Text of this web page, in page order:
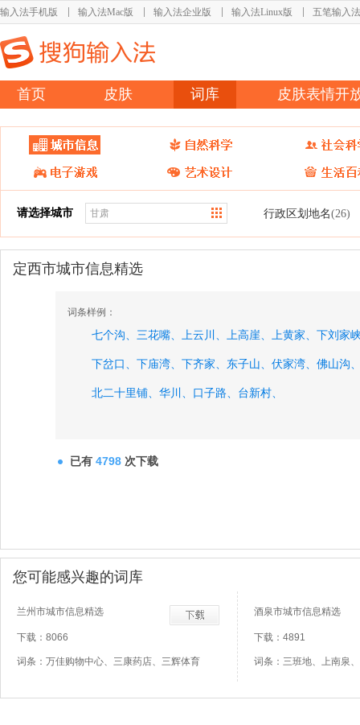
输入法手机版 输入法Mac版 输入法企业版 输入法Linux版 五笔输入法
首页 皮肤 词库 皮肤表情开
请选择城市 行政区划地名(26)
定西市城市信息精选
词条样例：
七个沟、 三花嘴、 上云川、 上高崖、 上黄家、 下刘家
下岔口、 下庙湾、 下齐家、 东子山、 伏家湾、 佛山沟
北二十里铺、 华川、 口子路、 台新村、
已有 4798 次下载
您可能感兴趣的词库
兰州市城市信息精选
下载：8066
词条：万佳购物中心、三康药店、三辉体育
酒泉市城市信息精选
下载：4891
词条：三班地、上南泉